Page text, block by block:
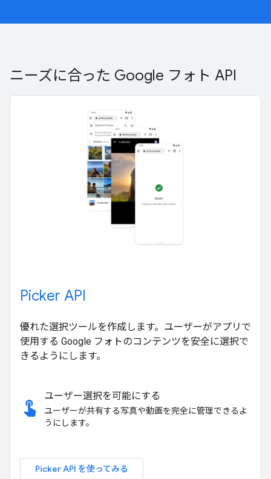
ニーズに合った Google フォト API
Picker API
優れた選択ツールを作成します。ユーザーがアプリで
使用する Google フォトのコンテンツを安全に選択で
きるようにします。
touch_app
ユーザー選択を可能にする
ユーザーが共有する写真や動画を完全に管理できるよ
うにします。
Picker API を使ってみる